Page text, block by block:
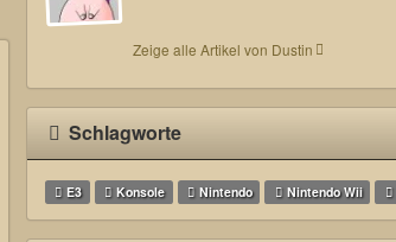
Zeige alle Artikel von Dustin
Schlagworte
E3 Konsole Nintendo Nintendo Wii